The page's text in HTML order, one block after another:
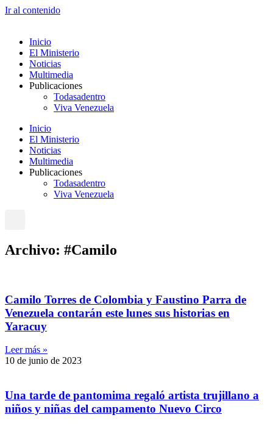
Ir al contenido
Inicio
El Ministerio
Noticias
Multimedia
Publicaciones
Todasadentro
Viva Venezuela
Inicio
El Ministerio
Noticias
Multimedia
Publicaciones
Todasadentro
Viva Venezuela
Archivo: #Camilo
Camilo Torres de Colombia y Faustino Parra de
Venezuela contarán este lunes sus historias en
Yaracuy
Leer más »
10 de junio de 2023
Una tarde de pantomima regaló artista trujillano a
niños y niñas del campamento Nuevo Circo